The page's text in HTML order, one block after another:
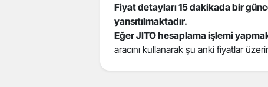
Fiyat detayları 15 dakikada bir
yansıtılmaktadır.
Eğer JITO hesaplama işlemi
aracını kullanarak şu anki fiyatlar